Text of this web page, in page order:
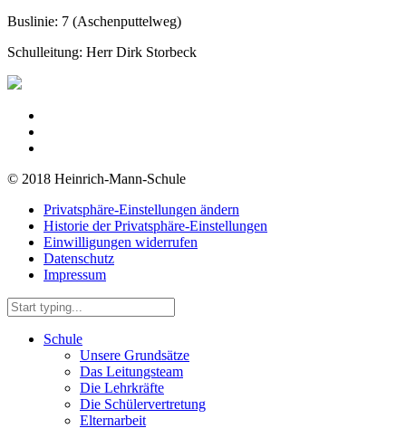
Buslinie: 7 (Aschenputtelweg)
Schulleitung: Herr Dirk Storbeck
© 2018 Heinrich-Mann-Schule
Privatsphäre-Einstellungen ändern
Historie der Privatsphäre-Einstellungen
Einwilligungen widerrufen
Datenschutz
Impressum
Schule
Unsere Grundsätze
Das Leitungsteam
Die Lehrkräfte
Die Schülervertretung
Elternarbeit